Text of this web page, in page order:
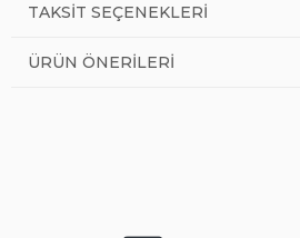
TAKSIT SEÇENEKLERI
ÜRÜN ÖNERILERI